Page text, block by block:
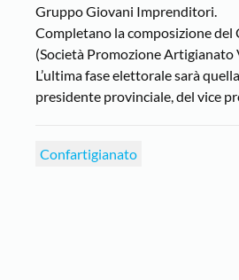
Gruppo Giovani Imprenditori.
Completano la composizione
(Società Promozione
L’ultima fase elettorale sarà
presidente provinciale, del vice
Confartigianato